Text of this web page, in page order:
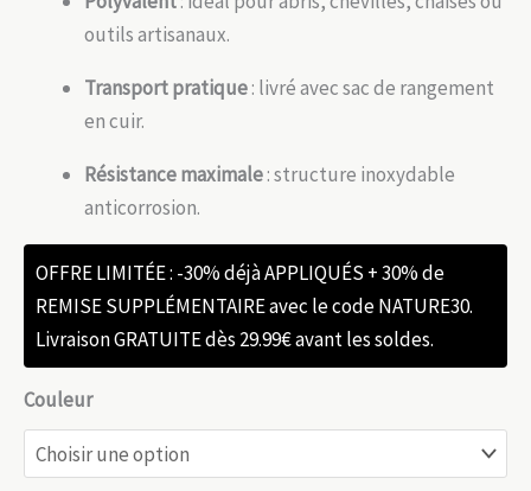
outils artisanaux.
Transport pratique: livré avec sac de rangement
en cuir.
Résistance maximale: structure inoxydable
anticorrosion.
OFFRE LIMITÉE : -30% déjà APPLIQUÉS + 30% de
REMISE SUPPLÉMENTAIRE avec le code NATURE30.
Livraison GRATUITE dès 29.99€ avant les soldes.
Couleur